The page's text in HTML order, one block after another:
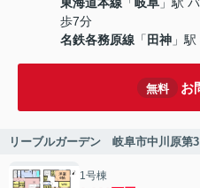
東海道本線 「岐阜 」駅
歩7分
名鉄各務原線 「 田神 」
無料 お
リーブルガーデン 岐阜市中川原
1号棟